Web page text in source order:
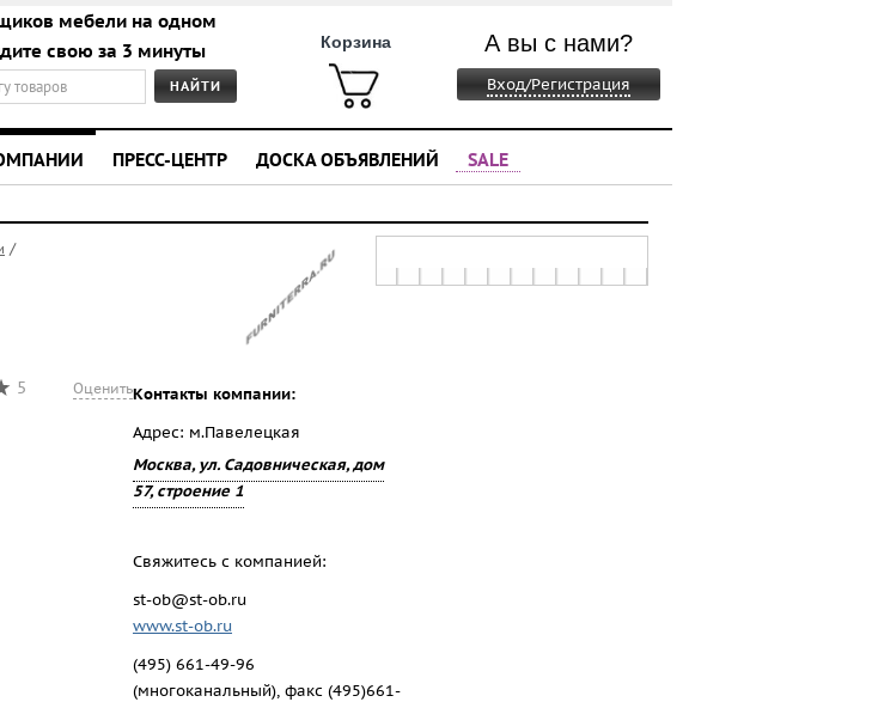
мебели на одном
свою за 3 минуты
Корзина А вы с нами?
Вход/Регистрация
ПРЕСС-ЦЕНТР ДОСКА ОБЪЯВЛЕНИЙ SALE
/
5 ОценитьКонтакты компании:
Адрес: м.Павелецкая
Москва, ул. Садовническая, дом
57, строение 1
Свяжитесь с компанией:
st-ob@st-ob.ru
www.st-ob.ru
(495) 661-49-96
(многоканальный), факс (495)661-